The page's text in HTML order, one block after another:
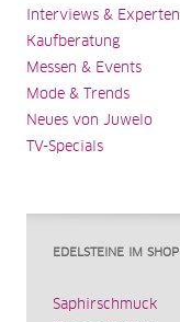
Interviews & Experten
Kaufberatung
Messen & Events
Mode & Trends
Neues von Juwelo
TV-Specials
EDELSTEINE IM SHOP
Saphirschmuck